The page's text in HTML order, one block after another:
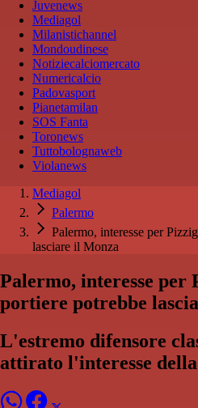
Juvenews
Mediagol
Milanistichannel
Mondoudinese
Notiziecalciomercato
Numericalcio
Padovasport
Pianetamilan
SOS Fanta
Toronews
Tuttobolognaweb
Violanews
Mediagol
Palermo
Palermo, interesse per
lasciare il Monza
Palermo, interesse per
portiere potrebbe
L'estremo difensore
attirato l'interesse